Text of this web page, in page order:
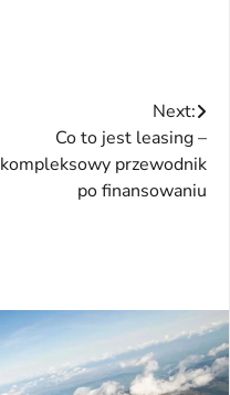
Next:
Co to jest leasing –
kompleksowy przewodnik
po finansowaniu